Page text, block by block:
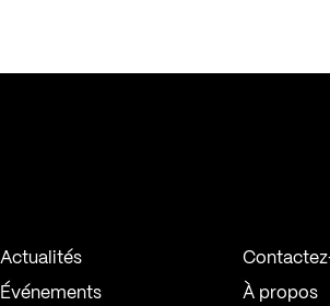
Actualités
Événements À propos